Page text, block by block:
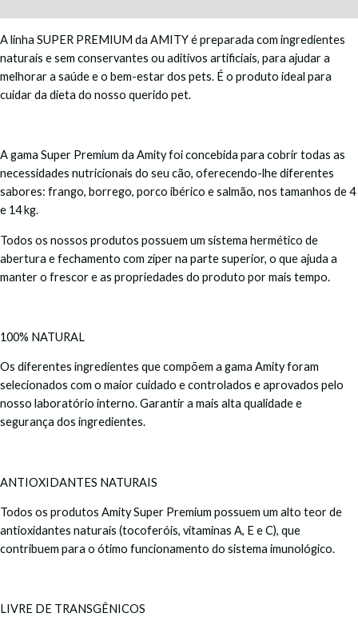
A linha SUPER PREMIUM da AMITY é preparada com ingredientes
naturais e sem conservantes ou aditivos artificiais, para ajudar a
melhorar a saúde e o bem-estar dos pets. É o produto ideal para
cuidar da dieta do nosso querido pet.
A gama Super Premium da Amity foi concebida para cobrir todas as
necessidades nutricionais do seu cão, oferecendo-lhe diferentes
sabores: frango, borrego, porco ibérico e salmão, nos tamanhos de 4
e 14 kg.
Todos os nossos produtos possuem um sistema hermético de
abertura e fechamento com zíper na parte superior, o que ajuda a
manter o frescor e as propriedades do produto por mais tempo.
100% NATURAL
Os diferentes ingredientes que compõem a gama Amity foram
selecionados com o maior cuidado e controlados e aprovados pelo
nosso laboratório interno. Garantir a mais alta qualidade e
segurança dos ingredientes.
ANTIOXIDANTES NATURAIS
Todos os produtos Amity Super Premium possuem um alto teor de
antioxidantes naturais (tocoferóis, vitaminas A, E e C), que
contribuem para o ótimo funcionamento do sistema imunológico.
LIVRE DE TRANSGÊNICOS